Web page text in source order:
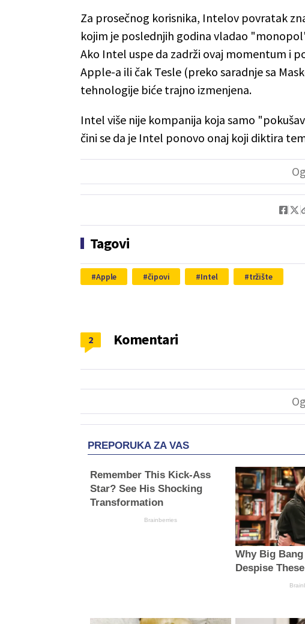
Za prosečnog korisnika, Intelov povratak
kojim je poslednjih godina vladao
Ako Intel uspe da zadrži ovaj momentum i
Apple-a ili čak Tesle (preko saradnje sa
tehnologije biće trajno izmenjena.
Intel više nije kompanija koja samo
čini se da je Intel ponovo onaj koji diktira
Tagovi
Apple čipovi Intel tržište
Komentari
2
PREPORUKA ZA VAS
Remember This Kick-Ass
Star? See His Shocking
Transformation
Brainberries
Why Big
Despise